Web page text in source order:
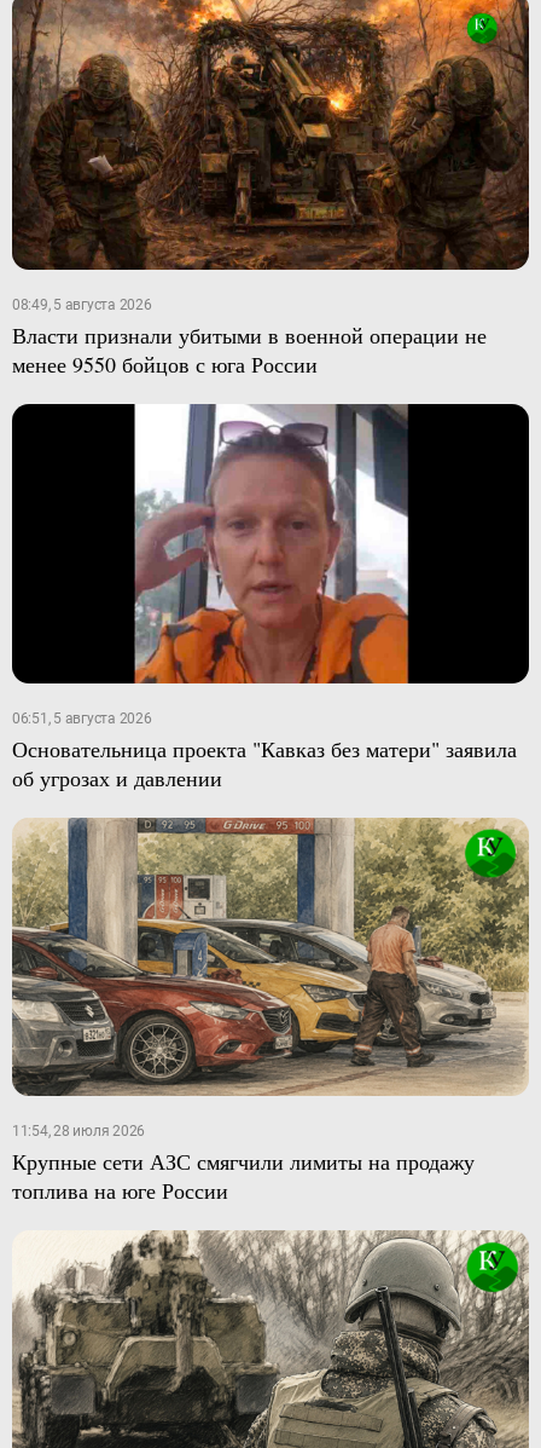
08:49, 5 августа 2026
Власти признали убитыми в военной операции не
менее 9550 бойцов с юга России
06:51, 5 августа 2026
Основательница проекта "Кавказ без матери" заявила
об угрозах и давлении
11:54, 28 июля 2026
Крупные сети АЗС смягчили лимиты на продажу
топлива на юге России